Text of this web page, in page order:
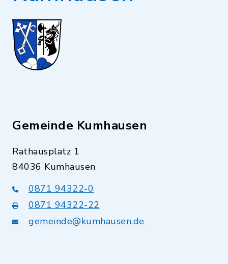
VR-Bank Isar-Vils eG
IBAN: DE66 7439 2300 0005 9100
13SWIFT-BIC: GENODEF1VBV
Route planen
Gemeinde Kumhausen
Rathausplatz 1
84036 Kumhausen
0871 94322-0
0871 94322-22
gemeinde@kumhausen.de